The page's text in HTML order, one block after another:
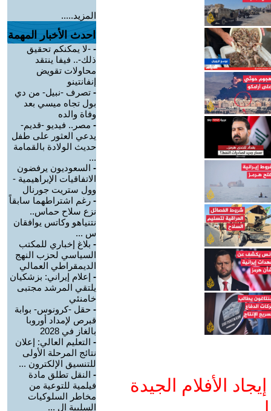
الأفلام الجيدة
المزيد.....
احدث الأخبار المهمة
- -لا يمكنكم تحقيق
ذلك-.. فيفا ينتقد
محاولات تقويض
إنفانتينو
- تصرف -نبيل- من دي
بول تجاه ميسي بعد
وفاة والده
- مصر.. فيديو -قديم-
يدعي العثور على طفل
حديث الولادة بالقمامة
...
- السعوديون يرفضون
الاتفاقيات الإبراهيمية -
وول ستريت جورنال
- رغم اشتراطهما سابقاً
نزع سلاح حماس..
نتنياهو وكاتس يوافقان
س ...
- بلاغ إخباري للمكتب
السياسي لحزب النهج
الديمقراطي العمالي
- إعلام إيراني: بزشكيان
يلتقي المرشد مجتبى
خامنئي
- حقل -كرونوس- بوابة
قبرص لإمداد أوروبا
بالغاز في 2028
- التعليم العالي: إعلان
نتائج المرحلة الأولى
للتنسيق الإلكترون ...
- النقل تطلق مادة
فيلمية للتوعية من
مخاطر السلوكيات
السلبية ال ...